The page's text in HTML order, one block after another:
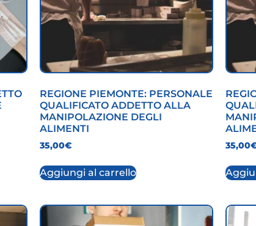
REGIONE PIEMONTE: PERSONALE
QUALIFICATO ADDETTO ALLA
MANIPOLAZIONE DEGLI
ALIMENTI
35,00€
Aggiungi al carrello
35,00